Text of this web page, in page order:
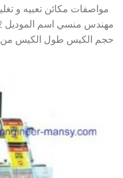
حجم الكيس طول الكيس من 5...